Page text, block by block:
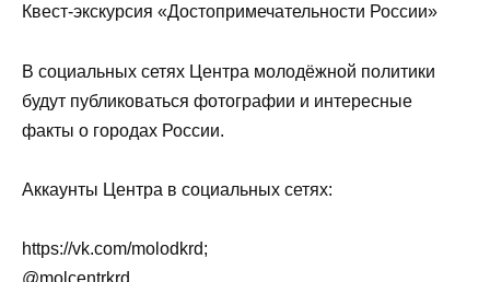
Квест-экскурсия «Достопримечательности России»
В социальных сетях Центра молодёжной политики
будут публиковаться фотографии и интересные
факты о городах России.
Аккаунты Центра в социальных сетях:
https://vk.com/molodkrd;
@molcentrkrd.